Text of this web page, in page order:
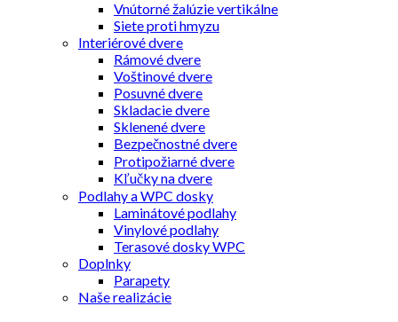
Vnútorné žalúzie vertikálne
Siete proti hmyzu
Interiérové dvere
Rámové dvere
Voštinové dvere
Posuvné dvere
Skladacie dvere
Sklenené dvere
Bezpečnostné dvere
Protipožiarné dvere
Kľučky na dvere
Podlahy a WPC dosky
Laminátové podlahy
Vinylové podlahy
Terasové dosky WPC
Doplnky
Parapety
Naše realizácie